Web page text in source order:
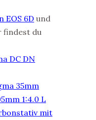
EOS 6D und
findest du
DC DN
35mm
1:4.0 L
mit